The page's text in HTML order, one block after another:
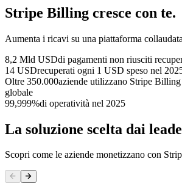
Stripe Billing cresce con te.
Aumenta i ricavi su una piattaforma
8,2 Mld USDdi pagamenti non riusciti
14 USDrecuperati ogni 1 USD speso nel
Oltre 350.000aziende utilizzano Stripe
globale
99,999%di operatività nel 2025
La soluzione scelta dai
Scopri come le aziende monetizzano con